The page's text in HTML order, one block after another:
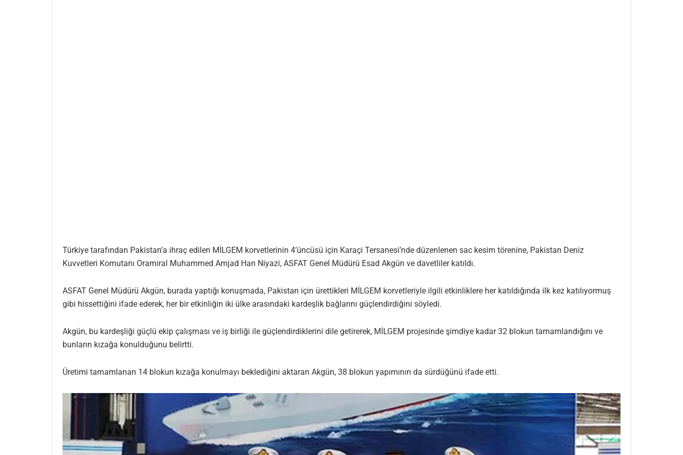
Türkiye tarafından Pakistan’a ihraç edilen MİLGEM korvetlerinin 4’üncüsü için Karaçi Tersanesi’nde düzenlenen sac kesim törenine, Pakistan Deniz
Kuvvetleri Komutanı Oramiral Muhammed Amjad Han Niyazi, ASFAT Genel Müdürü Esad Akgün ve davetliler katıldı.
ASFAT Genel Müdürü Akgün, burada yaptığı konuşmada, Pakistan için ürettikleri MİLGEM korvetleriyle ilgili etkinliklere her katıldığında ilk kez katılıyormuş
gibi hissettiğini ifade ederek, her bir etkinliğin iki ülke arasındaki kardeşlik bağlarını güçlendirdiğini söyledi.
Akgün, bu kardeşliği güçlü ekip çalışması ve iş birliği ile güçlendirdiklerini dile getirerek, MİLGEM projesinde şimdiye kadar 32 blokun tamamlandığını ve
bunların kızağa konulduğunu belirtti.
Üretimi tamamlanan 14 blokun kızağa konulmayı beklediğini aktaran Akgün, 38 blokun yapımının da sürdüğünü ifade etti.